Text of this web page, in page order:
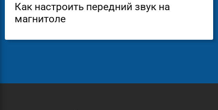
Как настроить передний звук на
магнитоле